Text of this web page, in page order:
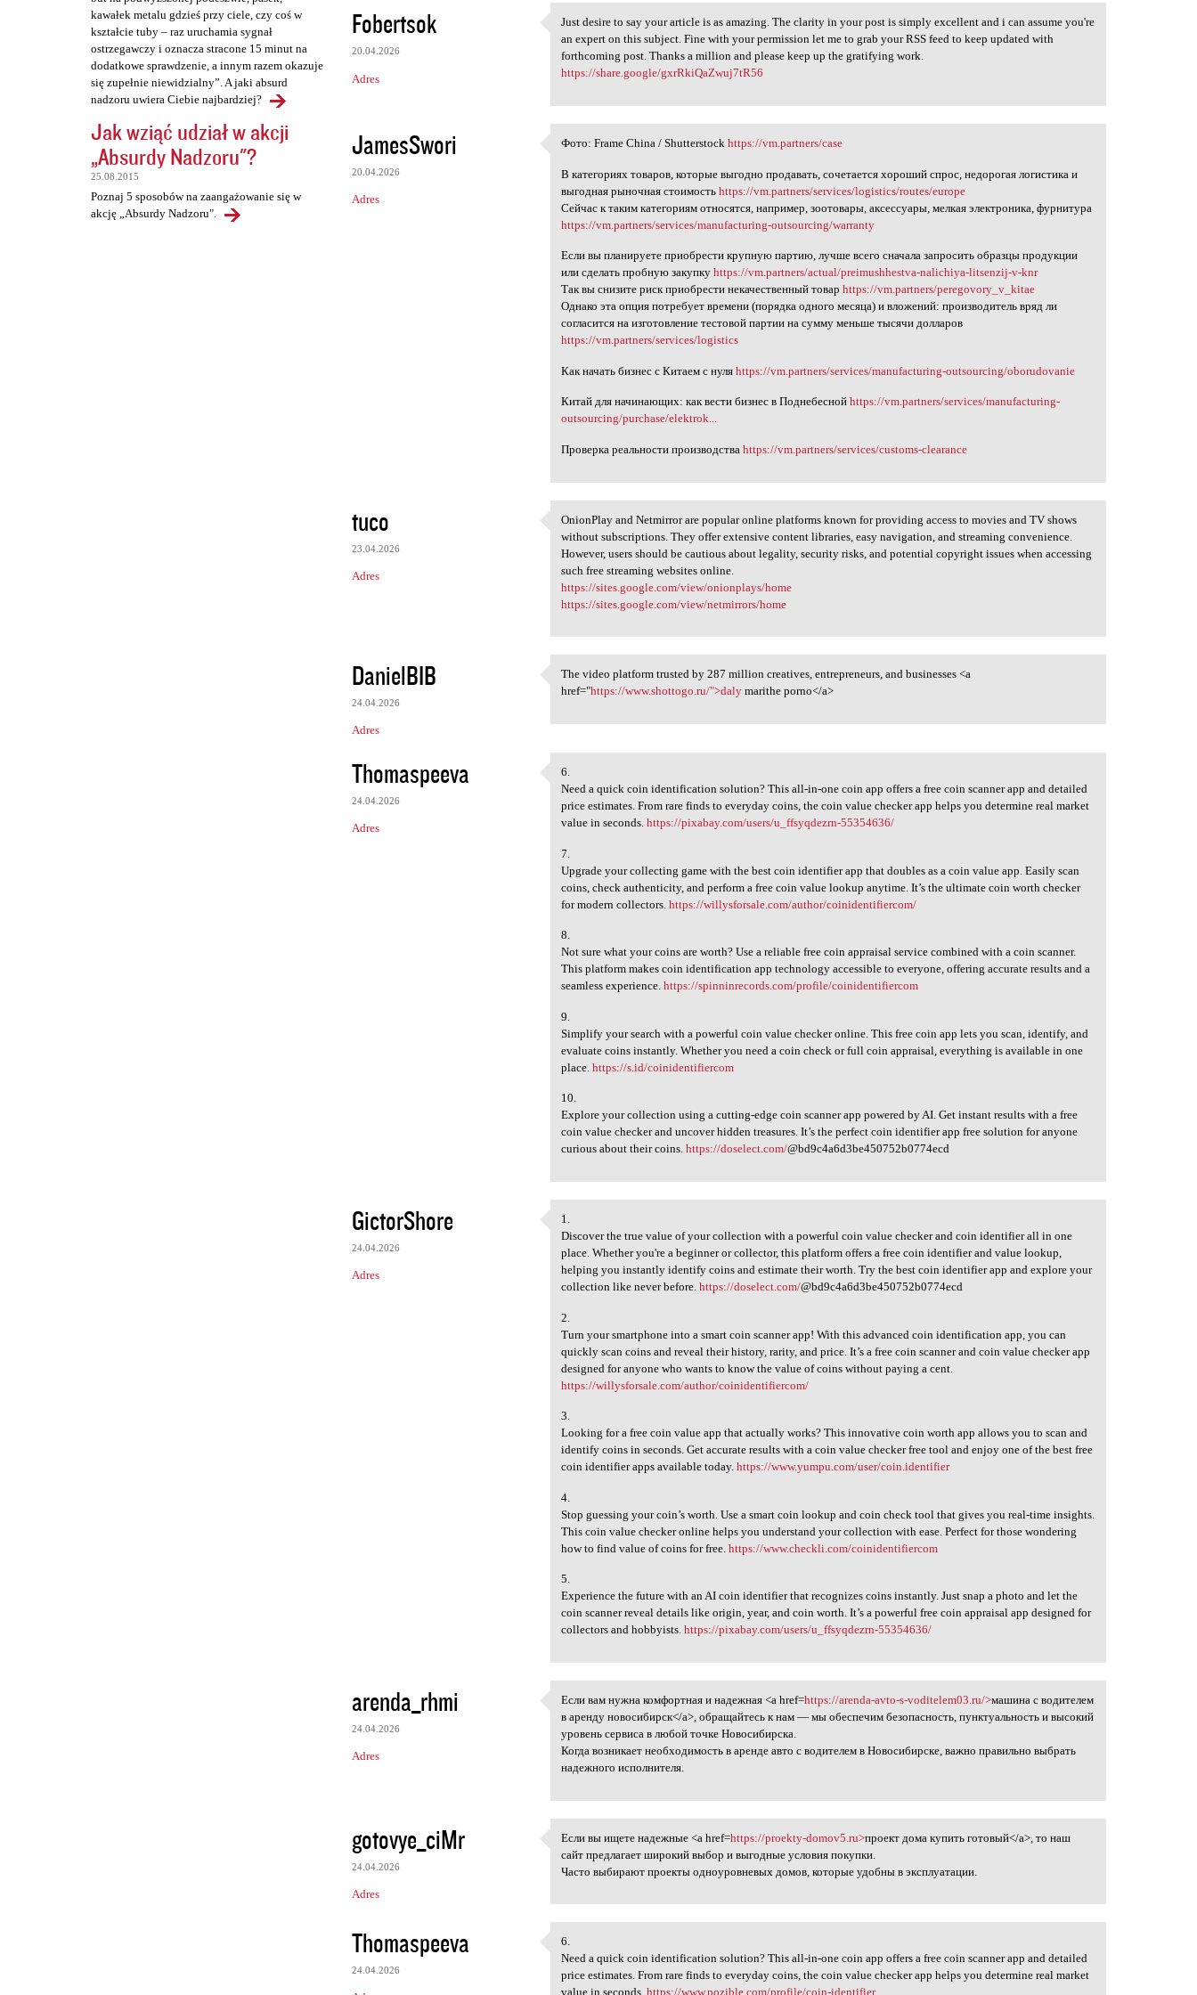
kawałek metalu gdzieś przy ciele, czy coś w
kształcie tuby – raz uruchamia sygnał
ostrzegawczy i oznacza stracone 15 minut na
dodatkowe sprawdzenie, a innym razem okazuje
się zupełnie niewidzialny”. A jaki absurd
nadzoru uwiera Ciebie najbardziej?
Jak wziąć udział w akcji
„Absurdy Nadzoru"?
25.08.2015
Poznaj 5 sposobów na zaangażowanie się w
akcję „Absurdy Nadzoru".
Fobertsok
20.04.2026
Adres
Just desire to say your
Just desire to say your article is as amazing. The clarity in your post is simply excellent and i can assume you're
an expert on this subject. Fine with your permission let me to grab your RSS feed to keep updated with
forthcoming post. Thanks a million and please keep up the gratifying work.
https://share.google/gxrRkiQaZwuj7tR56
JamesSwori
20.04.2026
Adres
Фото: Frame China / Shutterstockhttps://vm.partners/case
В категориях товаров, которые выгодно продавать, сочетается хороший спрос, недорогая логистика и
выгодная рыночная стоимостьhttps://vm.partners/services/logistics/routes/europe
Сейчас к таким категориям относятся, например, зоотовары, аксессуары, мелкая электроника, фурнитура
https://vm.partners/services/manufacturing-outsourcing/warranty
Если вы планируете приобрести крупную партию, лучше всего сначала запросить образцы продукции
или сделать пробную закупкуhttps://vm.partners/actual/preimushhestva-nalichiya-litsenzij-v-knr
Так вы снизите риск приобрести некачественный товарhttps://vm.partners/peregovory_v_kitae
Однако эта опция потребует времени (порядка одного месяца) и вложений: производитель вряд ли
согласится на изготовление тестовой партии на сумму меньше тысячи долларов
https://vm.partners/services/logistics
Как начать бизнес с Китаем с нуляhttps://vm.partners/services/manufacturing-outsourcing/oborudovanie
Китай для начинающих: как вести бизнес в Поднебеснойhttps://vm.partners/services/manufacturing-
outsourcing/purchase/elektrok...
Проверка реальности производстваhttps://vm.partners/services/customs-clearance
tuco
23.04.2026
Adres
OnionPlay and Netmirror are
OnionPlay and Netmirror are popular online platforms known for providing access to movies and TV shows
without subscriptions. They offer extensive content libraries, easy navigation, and streaming convenience.
However, users should be cautious about legality, security risks, and potential copyright issues when accessing
such free streaming websites online.
https://sites.google.com/view/onionplays/home
https://sites.google.com/view/netmirrors/home
DanielBIB
24.04.2026
Adres
The video platform trusted by
The video platform trusted by 287 million creatives, entrepreneurs, and businesses <a
href="https://www.shottogo.ru/">daly marithe porno</a>
Thomaspeeva
24.04.2026
Adres
6.
6.
Need a quick coin identification solution? This all-in-one coin app offers a free coin scanner app and detailed
price estimates. From rare finds to everyday coins, the coin value checker app helps you determine real market
value in seconds.https://pixabay.com/users/u_ffsyqdezrn-55354636/
7.
Upgrade your collecting game with the best coin identifier app that doubles as a coin value app. Easily scan
coins, check authenticity, and perform a free coin value lookup anytime. It’s the ultimate coin worth checker
for modern collectors.https://willysforsale.com/author/coinidentifiercom/
8.
Not sure what your coins are worth? Use a reliable free coin appraisal service combined with a coin scanner.
This platform makes coin identification app technology accessible to everyone, offering accurate results and a
seamless experience.https://spinninrecords.com/profile/coinidentifiercom
9.
Simplify your search with a powerful coin value checker online. This free coin app lets you scan, identify, and
evaluate coins instantly. Whether you need a coin check or full coin appraisal, everything is available in one
place.https://s.id/coinidentifiercom
10.
Explore your collection using a cutting-edge coin scanner app powered by AI. Get instant results with a free
coin value checker and uncover hidden treasures. It’s the perfect coin identifier app free solution for anyone
curious about their coins.https://doselect.com/@bd9c4a6d3be450752b0774ecd
GictorShore
24.04.2026
Adres
1.
Discover the true value of your collection with a powerful coin value checker and coin identifier all in one
place. Whether you're a beginner or collector, this platform offers a free coin identifier and value lookup,
helping you instantly identify coins and estimate their worth. Try the best coin identifier app and explore your
collection like never before.https://doselect.com/@bd9c4a6d3be450752b0774ecd
2.
Turn your smartphone into a smart coin scanner app! With this advanced coin identification app, you can
quickly scan coins and reveal their history, rarity, and price. It’s a free coin scanner and coin value checker app
designed for anyone who wants to know the value of coins without paying a cent.
https://willysforsale.com/author/coinidentifiercom/
3.
Looking for a free coin value app that actually works? This innovative coin worth app allows you to scan and
identify coins in seconds. Get accurate results with a coin value checker free tool and enjoy one of the best free
coin identifier apps available today.https://www.yumpu.com/user/coin.identifier
4.
Stop guessing your coin’s worth. Use a smart coin lookup and coin check tool that gives you real-time insights.
This coin value checker online helps you understand your collection with ease. Perfect for those wondering
how to find value of coins for free.https://www.checkli.com/coinidentifiercom
5.
Experience the future with an AI coin identifier that recognizes coins instantly. Just snap a photo and let the
coin scanner reveal details like origin, year, and coin worth. It’s a powerful free coin appraisal app designed for
collectors and hobbyists.https://pixabay.com/users/u_ffsyqdezrn-55354636/
arenda_rhmi
24.04.2026
Adres
Если вам нужна комфортная и
Если вам нужна комфортная и надежная <a href=https://arenda-avto-s-voditelem03.ru/>машина с водителем
в аренду новосибирск</a>, обращайтесь к нам — мы обеспечим безопасность, пунктуальность и высокий
уровень сервиса в любой точке Новосибирска.
Когда возникает необходимость в аренде авто с водителем в Новосибирске, важно правильно выбрать
надежного исполнителя.
gotovye_ciMr
24.04.2026
Adres
Если вы ищете надежные <a
Если вы ищете надежные <a href=https://proekty-domov5.ru>проект дома купить готовый</a>, то наш
сайт предлагает широкий выбор и выгодные условия покупки.
Часто выбирают проекты одноуровневых домов, которые удобны в эксплуатации.
Thomaspeeva
24.04.2026
6.
6.
Need a quick coin identification solution? This all-in-one coin app offers a free coin scanner app and detailed
price estimates. From rare finds to everyday coins, the coin value checker app helps you determine real market
value in seconds.https://www.pozible.com/profile/coin-identifier